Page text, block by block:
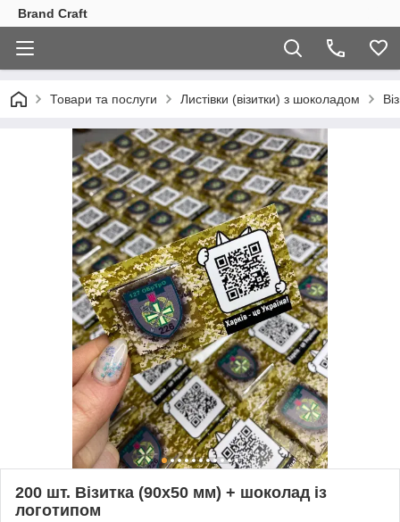
Brand Craft
Товари та послуги Листівки (візитки) з шоколадом
200 шт. Візитка (90х50 мм) + шоколад із
логотипом